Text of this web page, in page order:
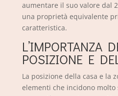
aumentare il suo valore dal
una proprietà equivalente
caratteristica.
L’IMPORTANZA
POSIZIONE E
La posizione della casa e la
elementi che incidono